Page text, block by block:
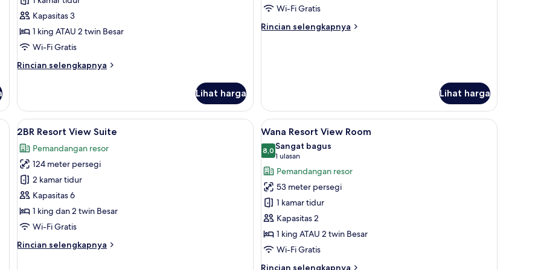
Room
Kapasitas 3
1 king ATAU 2 twin Besar
Wi-Fi Gratis
Rincian selengkapnya
Rincian
Jimbaran
Bay
Room
Lihat harga
RoomWi-Fi Gratis
Rincian selengkapnya
Rincian
Lihat harga
minibar, brankas, dan meja kerja
Lihat
semua
foto
untuk
2BR
Resort
View
Suite
Seprai premium, minibar, brankas, dan meja kerja
9
2BR Resort View Suite
Pemandangan resor
124 meter persegi
2 kamar tidur
Kapasitas 6
1 king dan 2 twin Besar
Wi-Fi Gratis
Rincian selengkapnya
Rincian
Lihat
semua
foto
untuk
Wana
Resort
View
Room
Seprai premium, minibar, brankas, dan meja
9
Wana Resort View Room
8,08,0 dari 10
Sangat bagus
1 ulasan
(1
ulasan)
Pemandangan resor
53 meter persegi
1 kamar tidur
Kapasitas 2
1 king ATAU 2 twin Besar
Wi-Fi Gratis
Rincian selengkapnya
Rincian